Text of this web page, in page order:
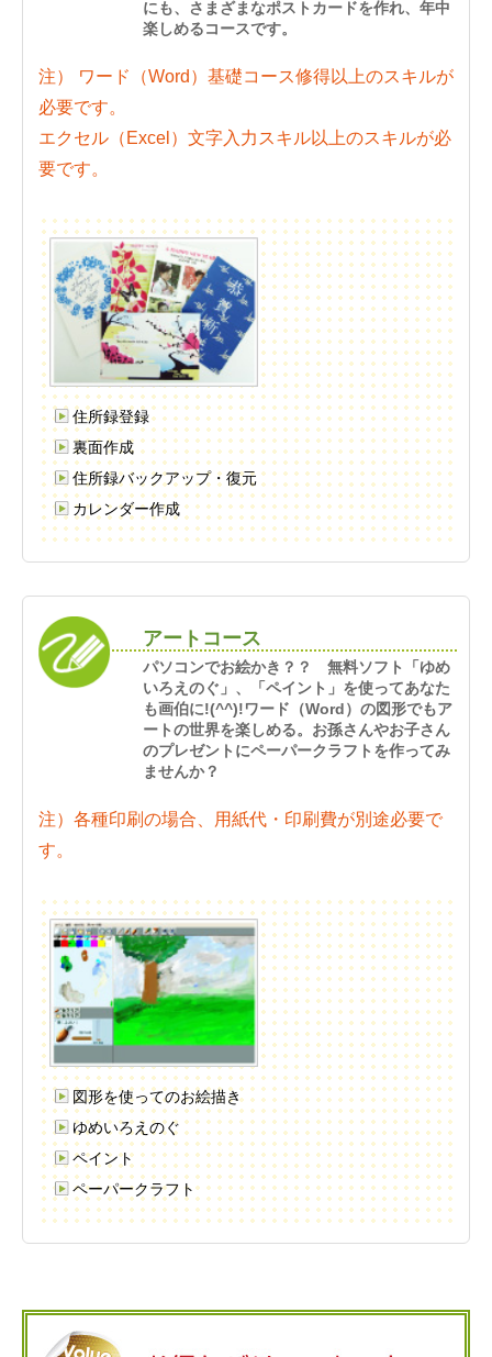
にも、さまざまなポストカードを作れ、年中
楽しめるコースです。
注） ワード（Word）基礎コース修得以上のスキルが
必要です。
エクセル（Excel）文字入力スキル以上のスキルが必
要です。
住所録登録
裏面作成
住所録バックアップ・復元
カレンダー作成
アートコース
パソコンでお絵かき？？ 無料ソフト「ゆめ
いろえのぐ」、「ペイント」を使ってあなた
も画伯に!(^^)!ワード（Word）の図形でもア
ートの世界を楽しめる。お孫さんやお子さん
のプレゼントにペーパークラフトを作ってみ
ませんか？
注）各種印刷の場合、用紙代・印刷費が別途必要で
す。
図形を使ってのお絵描き
ゆめいろえのぐ
ペイント
ペーパークラフト